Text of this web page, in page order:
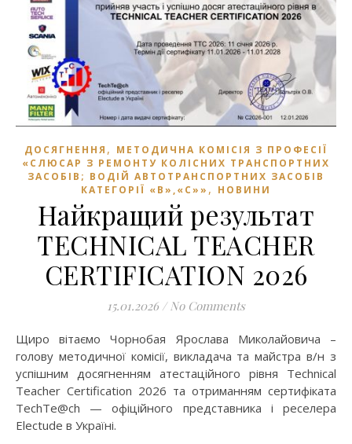
ДОСЯГНЕННЯ , МЕТОДИЧНА КОМІСІЯ З ПРОФЕСІЇ
«СЛЮСАР З РЕМОНТУ КОЛІСНИХ ТРАНСПОРТНИХ
ЗАСОБІВ; ВОДІЙ АВТОТРАНСПОРТНИХ ЗАСОБІВ
КАТЕГОРІЇ «В»,«С»» , НОВИНИ
Найкращий результат
TECHNICAL TEACHER
CERTIFICATION 2026
15.01.2026 / No Comments
Щиро вітаємо Чорнобая Ярослава Миколайовича –
голову методичної комісії, викладача та майстра в/н з
успішним досягненням атестаційного рівня Technical
Teacher Certification 2026 та отриманням сертифіката
TechTe@ch — офіційного представника і реселера
Electude в Україні.